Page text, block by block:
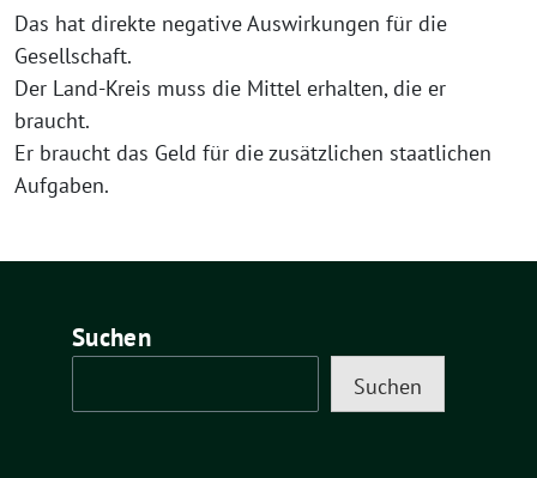
Das hat direkte negative Auswirkungen für die
Gesellschaft.
Der Land-Kreis muss die Mittel erhalten, die er
braucht.
Er braucht das Geld für die zusätzlichen staatlichen
Aufgaben.
Suchen
Suchen